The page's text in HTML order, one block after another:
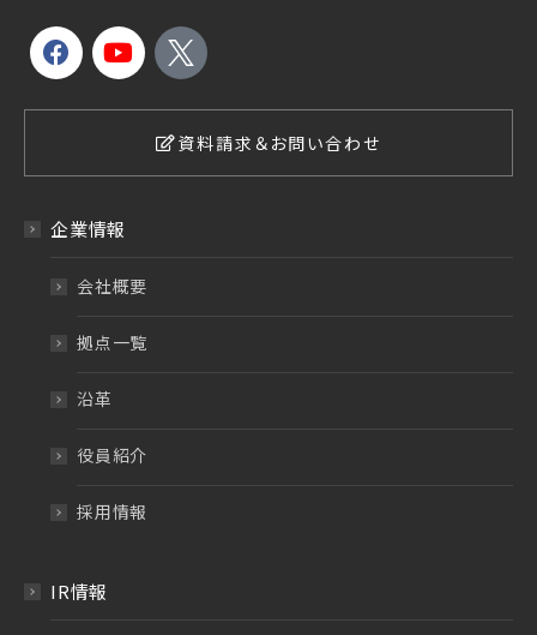
資料請求＆お問い合わせ
企業情報
会社概要
拠点一覧
沿革
役員紹介
採用情報
IR情報